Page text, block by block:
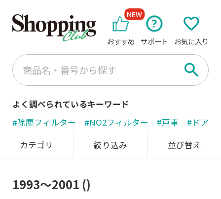
おすすめ
NEW
サポート お気に入り
よく調べられているキーワード
#除塵フィルター
#NO2フィルター #戸車
#ドアノ
カテゴリ
絞り込み 並び替え
1993～2001 ()